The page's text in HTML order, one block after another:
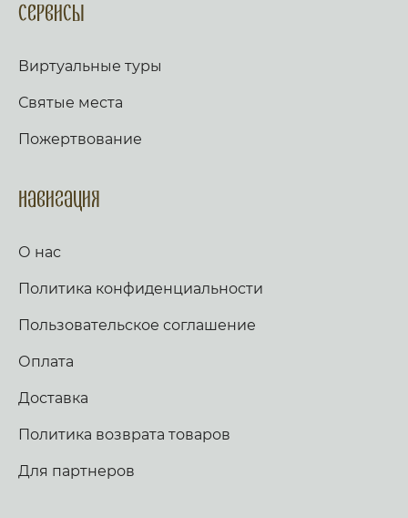
Сервисы
Виртуальные туры
Святые места
Пожертвование
Навигация
О нас
Политика конфиденциальности
Пользовательское соглашение
Оплата
Доставка
Политика возврата товаров
Для партнеров